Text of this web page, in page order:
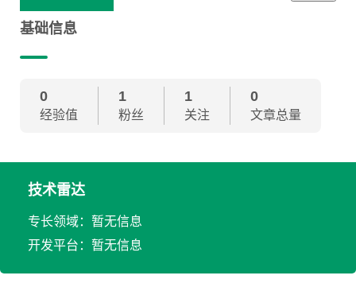
基础信息
0
经验值
1
粉丝
1
关注
0
文章总量
技术雷达
专长领域：暂无信息
开发平台：暂无信息